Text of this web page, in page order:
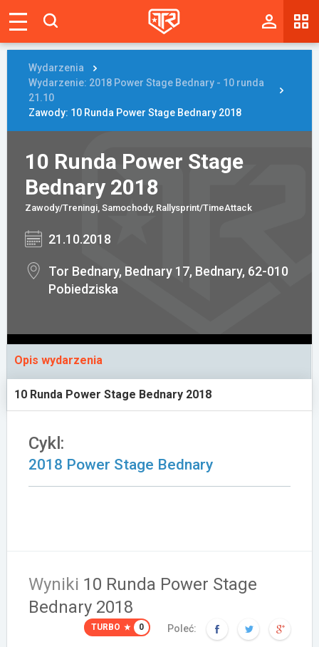
Tablica
Wyniki
Blogi
Galerie
Wydarzenia
Załóż konto
Wydarzenia
Wydarzenie: 2018 Power Stage Bednary - 10 runda
21.10
Zawody: 10 Runda Power Stage Bednary 2018
10 Runda Power Stage
Bednary 2018
Zawody/Treningi, Samochody, Rallysprint/TimeAttack
21.10.2018
Tor Bednary, Bednary 17, Bednary, 62-010
Pobiedziska
Opis wydarzenia
10 Runda Power Stage Bednary 2018
Cykl:
2018 Power Stage Bednary
Wyniki 10 Runda Power Stage
Bednary 2018
TURBO 0 Poleć: